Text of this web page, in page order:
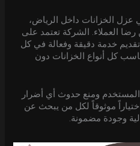
الخزانات داخل الرياض،
العملاء. الشركة تعتمد على
خدمة دقيقة وفعالة في كل
كل أنواع الخزانات دون
ومنع حدوث أي أضرار
موثوقاً لكل من يبحث عن
وجودة مضمونة.